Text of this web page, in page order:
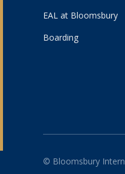
EAL at Bloomsbury
Boarding
© Bloomsbury